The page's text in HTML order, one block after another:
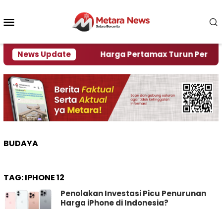
konten
News Update
Krisi Air Harga Pertamax Turun Per Hari
BUDAYA
TAG:IPHONE 12
Penolakan Investasi Picu Penurunan
Harga iPhone di Indonesia?